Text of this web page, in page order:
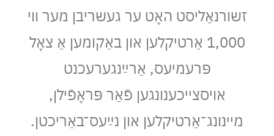
זשורנאַליסט האָט ער געשריבן מער ווי
1,000 אַרטיקלען און באַקומען אַ צאָל
פּרעמיעס, אַרײַנגערעכנט
אויסצייכענונגען פֿאַר פּראָפֿילן,
מיינונג־אַרטיקלען און נײַעס־באַריכטן.